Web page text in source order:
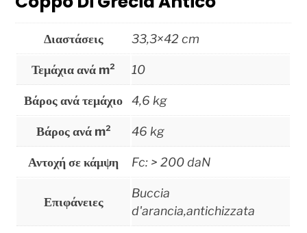
Διαστάσεις 33,3×42 cm
Τεμάχια ανά m² 10
Βάρος ανά τεμάχιο 4,6 kg
Βάρος ανά m² 46 kg
Αντοχή σε κάμψη Fc: > 200 daN
Επιφάνειες
Buccia
d'arancia,antichizzata